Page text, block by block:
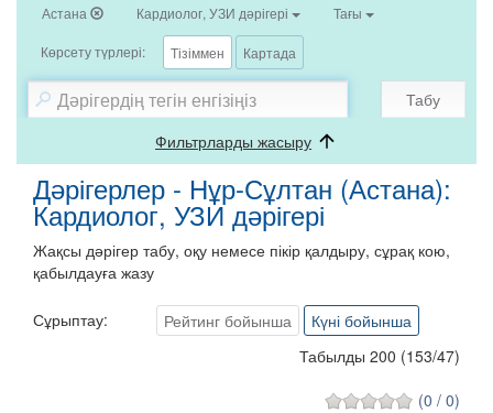
Астана Кардиолог, УЗИ дәрігері Тағы
Көрсету түрлері: Тізіммен Картада
Табу
Фильтрларды жасыру
Дәрігерлер - Нұр-Сұлтан (Астана):
Кардиолог, УЗИ дәрігері
Жақсы дәрігер табу, оқу немесе пікір қалдыру, сұрақ кою,
қабылдауға жазу
Сұрыптау: Рейтинг бойынша
Күні бойынша
Табылды 200 (153/47)
(0 / 0)